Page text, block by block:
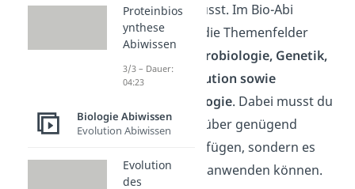
vorbereiten musst. Im Bio-Abi
gehören dazu die Themenfelder
Zytologie, Neurobiologie, Genetik,
Ökologie, Evolution sowie
Verhaltensbiologie. Dabei musst du
aber nicht nur über genügend
Fachwissen verfügen, sondern es
auch praktisch anwenden können.
Proteinbios
ynthese
Abiwissen
3/3 – Dauer:
04:23
Biologie Abiwissen
Evolution Abiwissen
Evolution
des